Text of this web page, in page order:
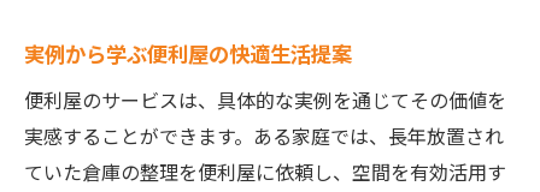
実例から学ぶ便利屋の快適生活提案
便利屋のサービスは、具体的な実例を通じてその価値を
実感することができます。ある家庭では、長年放置され
ていた倉庫の整理を便利屋に依頼し、空間を有効活用す